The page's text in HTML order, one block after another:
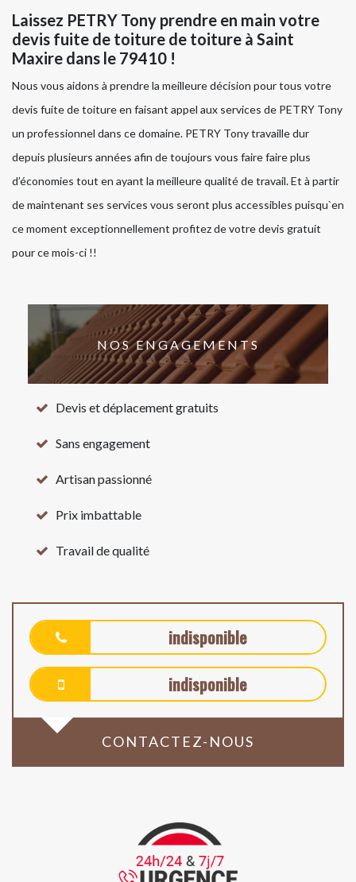
Laissez PETRY Tony prendre en main votre
devis fuite de toiture de toiture à Saint
Maxire dans le 79410 !
Nous vous aidons à prendre la meilleure décision pour tous votre
devis fuite de toiture en faisant appel aux services de PETRY Tony
un professionnel dans ce domaine. PETRY Tony travaille dur
depuis plusieurs années afin de toujours vous faire faire plus
d’économies tout en ayant la meilleure qualité de travail. Et à partir
de maintenant ses services vous seront plus accessibles puisqu`en
ce moment exceptionnellement profitez de votre devis gratuit
pour ce mois-ci !!
NOS ENGAGEMENTS
Devis et déplacement gratuits
Sans engagement
Artisan passionné
Prix imbattable
Travail de qualité
indisponible
indisponible
CONTACTEZ-NOUS